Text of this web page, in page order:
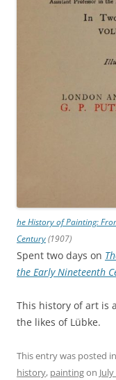
he History of Painting:
Century(1907)
Spent two days on
the Early Nineteenth
This history of art is
the likes of Lübke.
This entry was posted in
history, paintingon